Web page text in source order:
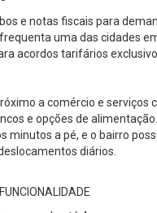
e notas fiscais para
uma das cidades
acordos tarifários
a comércio e serviços
e opções de
minutos a pé, e o bairro
diários.